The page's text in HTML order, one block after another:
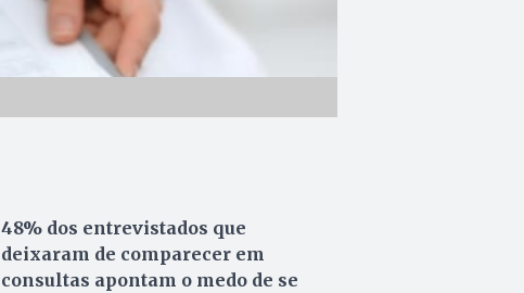
48% dos entrevistados que
deixaram de comparecer em
consultas apontam o medo de se